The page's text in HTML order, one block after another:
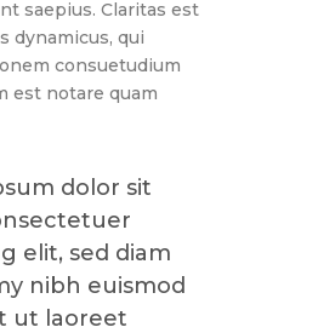
saepius. Claritas est
dynamicus, qui
consuetudium
est notare quam
dolor sit
elit, sed diam
nibh euismod
ut laoreet